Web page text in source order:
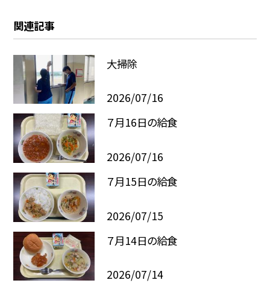
関連記事
大掃除
2026/07/16
７月16日の給食
2026/07/16
７月15日の給食
2026/07/15
７月14日の給食
2026/07/14